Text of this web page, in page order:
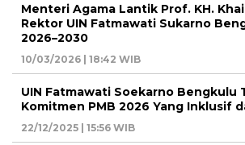
Menteri Agama Lantik Prof. KH.
Rektor UIN Fatmawati Sukarno
2026–2030
10/03/2026 | 18:42 WIB
UIN Fatmawati Soekarno Bengkulu
Komitmen PMB 2026 Yang Inklusif
22/12/2025 | 15:56 WIB